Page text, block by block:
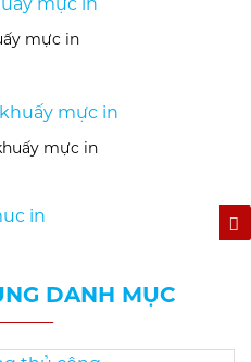
mực in
mực in
DANH MỤC